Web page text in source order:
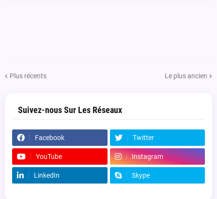
Plus récents Le plus ancien
Suivez-nous Sur Les Réseaux
Facebook Twitter
YouTube Instagram
LinkedIn Skype